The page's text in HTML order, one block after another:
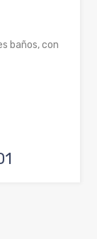
baños, con